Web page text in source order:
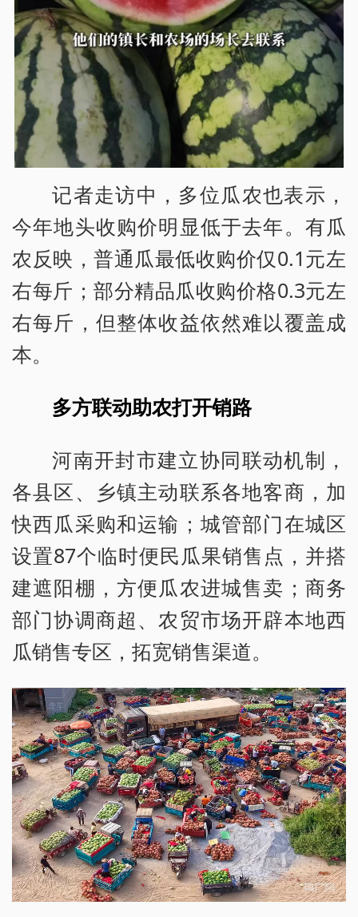
记者走访中，多位瓜农也表示，
今年地头收购价明显低于去年。有瓜
农反映，普通瓜最低收购价仅0.1元左
右每斤；部分精品瓜收购价格0.3元左
右每斤，但整体收益依然难以覆盖成
本。
多方联动助农打开销路
河南开封市建立协同联动机制，
各县区、乡镇主动联系各地客商，加
快西瓜采购和运输；城管部门在城区
设置87个临时便民瓜果销售点，并搭
建遮阳棚，方便瓜农进城售卖；商务
部门协调商超、农贸市场开辟本地西
瓜销售专区，拓宽销售渠道。